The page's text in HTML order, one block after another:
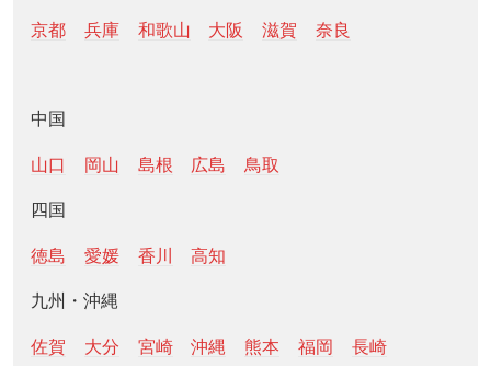
京都 兵庫 和歌山 大阪 滋賀 奈良
中国
山口 岡山 島根 広島 鳥取
四国
徳島 愛媛 香川 高知
九州・沖縄
佐賀 大分 宮崎 沖縄 熊本 福岡
長崎